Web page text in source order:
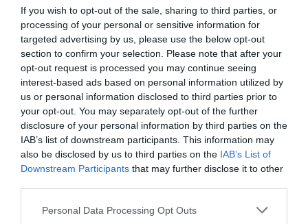
If you wish to opt-out of the sale, sharing to third parties, or
processing of your personal or sensitive information for
targeted advertising by us, please use the below opt-out
section to confirm your selection. Please note that after your
opt-out request is processed you may continue seeing
interest-based ads based on personal information utilized by
us or personal information disclosed to third parties prior to
your opt-out. You may separately opt-out of the further
disclosure of your personal information by third parties on the
IAB’s list of downstream participants. This information may
also be disclosed by us to third parties on the IAB’s List of
Downstream Participants that may further disclose it to other
Personal Data Processing Opt Outs
Fuimos intentando recuperar la confianza, sabiendo quelas
víctimas de la ganadería Covid19 estaban ahí, pero sin
querer apercibirnosde que un pequeño rebrote podría
provocar una montonera en el callejón de laPlaza de Toros
que nos abocaba al verano y a la anhelada reactivación de
laeconomía. Con el peligro que provocan las montoneras,
donde un bicho de esosvirulentos se puede dar la vuelta y,
resabiado, embestir a los relajados mozoscon mascarilla
en la barbilla, que van por el recorrido por puro
postureo,creyendo que eso del coronavirus no va con ellos.
Ahora, por San Fermín, estamos ya en la Plaza de Torosde